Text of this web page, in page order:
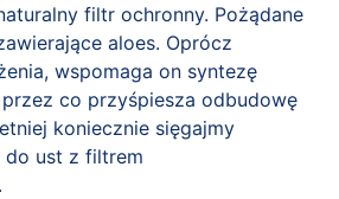
filtr ochronny. Pożądane
aloes. Oprócz
wspomaga on syntezę
co przyśpiesza odbudowę
koniecznie sięgajmy
do ust z filtrem